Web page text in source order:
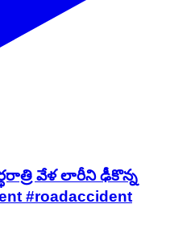
వేళ లారీని ఢీకొన్న
#roadaccident